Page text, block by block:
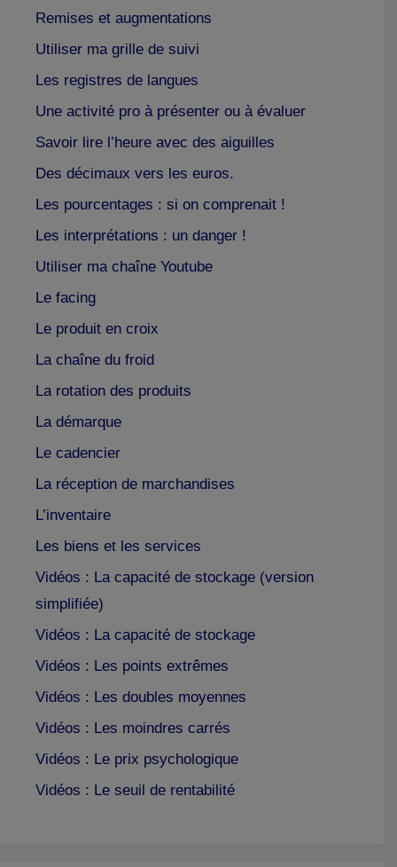
Remises et augmentations
Utiliser ma grille de suivi
Les registres de langues
Une activité pro à présenter ou à évaluer
Savoir lire l’heure avec des aiguilles
Des décimaux vers les euros.
Les pourcentages : si on comprenait !
Les interprétations : un danger !
Utiliser ma chaîne Youtube
Le facing
Le produit en croix
La chaîne du froid
La rotation des produits
La démarque
Le cadencier
La réception de marchandises
L’inventaire
Les biens et les services
Vidéos : La capacité de stockage (version
simplifiée)
Vidéos : La capacité de stockage
Vidéos : Les points extrêmes
Vidéos : Les doubles moyennes
Vidéos : Les moindres carrés
Vidéos : Le prix psychologique
Vidéos : Le seuil de rentabilité